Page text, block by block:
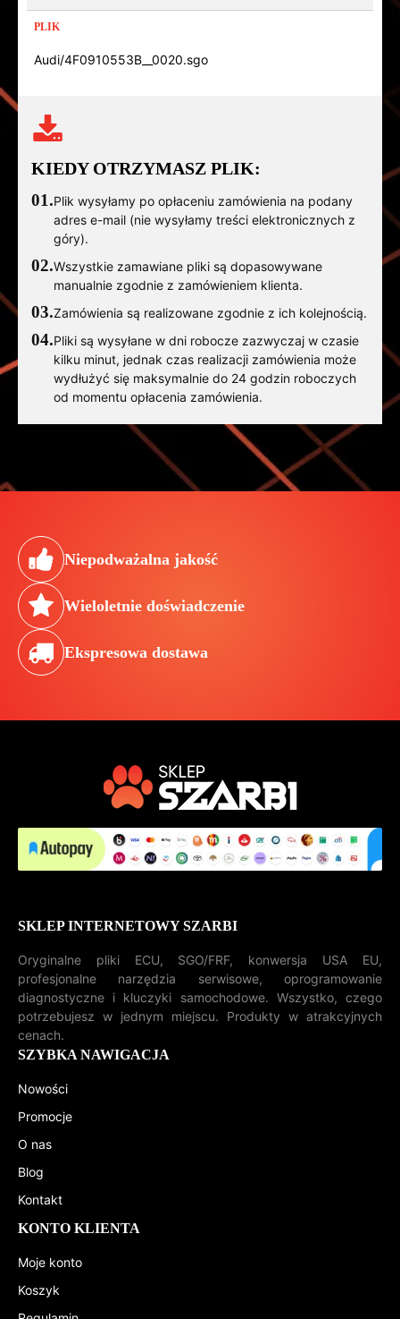
PLIK
Audi/4F0910553B__0020.sgo
KIEDY OTRZYMASZ PLIK:
01.Plik wysyłamy po opłaceniu zamówienia na podany
adres e-mail (nie wysyłamy treści elektronicznych z
góry).
02.Wszystkie zamawiane pliki są dopasowywane
manualnie zgodnie z zamówieniem klienta.
03.Zamówienia są realizowane zgodnie z ich kolejnością.
04.Pliki są wysyłane w dni robocze zazwyczaj w czasie
kilku minut, jednak czas realizacji zamówienia może
wydłużyć się maksymalnie do 24 godzin roboczych
od momentu opłacenia zamówienia.
Niepodważalna jakość
Wieloletnie doświadczenie
Ekspresowa dostawa
SKLEP INTERNETOWY SZARBI
Oryginalne pliki ECU, SGO/FRF, konwersja USA EU,
profesjonalne narzędzia serwisowe, oprogramowanie
diagnostyczne i kluczyki samochodowe. Wszystko, czego
potrzebujesz w jednym miejscu. Produkty w atrakcyjnych
cenach.
SZYBKA NAWIGACJA
Nowości
Promocje
O nas
Blog
Kontakt
KONTO KLIENTA
Moje konto
Koszyk